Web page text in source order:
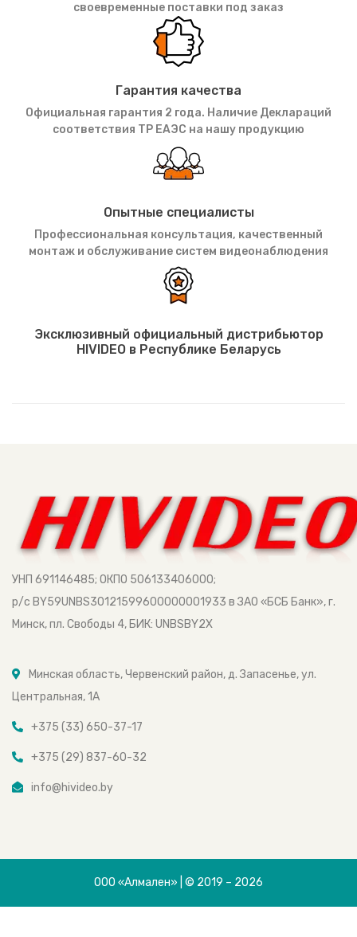
своевременные поставки под заказ
Гарантия качества
Официальная гарантия 2 года. Наличие Деклараций
соответствия ТР ЕАЭС на нашу продукцию
Опытные специалисты
Профессиональная консультация, качественный
монтаж и обслуживание систем видеонаблюдения
Эксклюзивный официальный дистрибьютор
HIVIDEO в Республике Беларусь
УНП 691146485; ОКПО 506133406000;
р/с BY59UNBS30121599600000001933 в ЗАО «БСБ Банк», г.
Минск, пл. Свободы 4, БИК: UNBSBY2X
Минская область, Червенский район, д. Запасенье, ул.
Центральная, 1А
+375 (33) 650-37-17
+375 (29) 837-60-32
info@hivideo.by
ООО «Алмален» | © 2019 – 2026